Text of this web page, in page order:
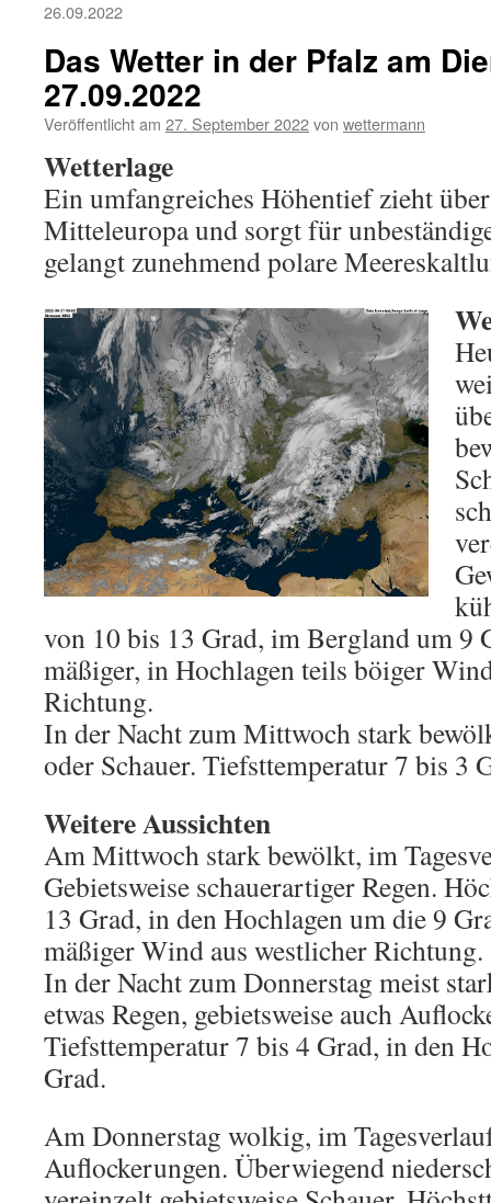
26.09.2022
Das Wetter in der Pfalz am
27.09.2022
Veröffentlicht am 27. September 2022von wettermann
Wetterlage
Ein umfangreiches Höhentief zieht
Mitteleuropa und sorgt für
gelangt zunehmend polare
von 10 bis 13 Grad, im Bergland um 9
mäßiger, in Hochlagen teils böiger
Richtung.
In der Nacht zum Mittwoch stark
oder Schauer. Tiefsttemperatur 7 bis 3
Weitere Aussichten
Am Mittwoch stark bewölkt, im
Gebietsweise schauerartiger Regen.
13 Grad, in den Hochlagen um die 9
mäßiger Wind aus westlicher Richtung.
In der Nacht zum Donnerstag meist
etwas Regen, gebietsweise auch
Tiefsttemperatur 7 bis 4 Grad, in den
Grad.
Am Donnerstag wolkig, im
Auflockerungen. Überwiegend